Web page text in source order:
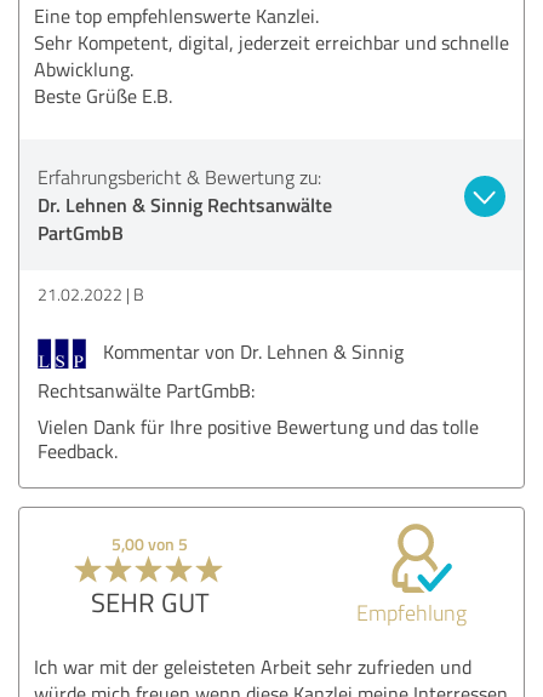
Eine top empfehlenswerte Kanzlei.
Sehr Kompetent, digital, jederzeit erreichbar und schnelle
Abwicklung.
Beste Grüße E.B.
Erfahrungsbericht & Bewertung zu:
Dr. Lehnen & Sinnig Rechtsanwälte
PartGmbB
21.02.2022 B
Kommentar von Dr. Lehnen & Sinnig
Rechtsanwälte PartGmbB:
Vielen Dank für Ihre positive Bewertung und das tolle
Feedback.
5,00 von 5
SEHR GUT Empfehlung
Ich war mit der geleisteten Arbeit sehr zufrieden und